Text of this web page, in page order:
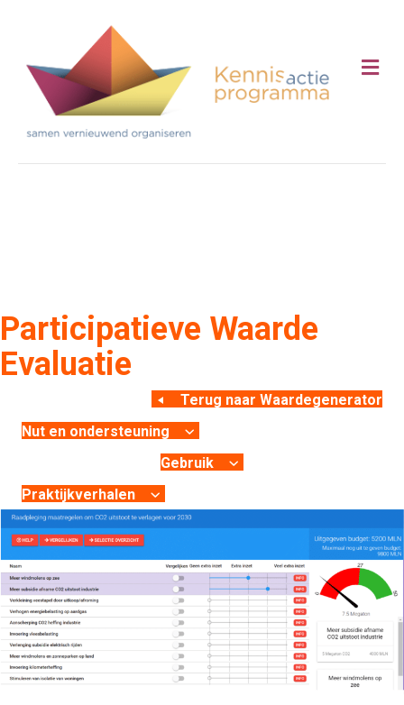
Participatieve Waarde
Evaluatie
Terug naar Waardegenerator
Nut en ondersteuning
Gebruik
Praktijkverhalen